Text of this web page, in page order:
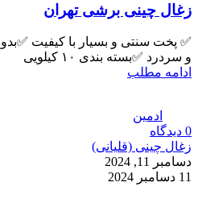
زغال چینی برشی تهران
✅ پخت سنتی و بسیار با کیفیت
و سردرد ✅بسته بندی ۱۰ کیلویی
ادامه مطلب
ادمین
0 دیدگاه
زغال چینی (قلیانی)
دسامبر 11, 2024
11 دسامبر 2024